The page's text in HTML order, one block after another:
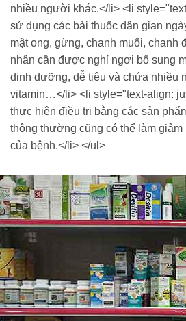
nhiều người khác.</li> <li
sử dụng các bài thuốc dân gian
mật ong, gừng, chanh muối, chanh
nhân cần được nghỉ ngơi bổ sung
dinh dưỡng, dễ tiêu và chứa nhiều
vitamin…</li> <li style="text-align:
thực hiện điều trị bằng các sản
thông thường cũng có thể làm
của bệnh.</li> </ul>